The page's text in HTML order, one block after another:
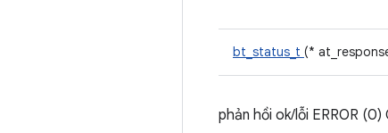
bt_status_t (*
phản hồi ok/lỗi ERROR (0)